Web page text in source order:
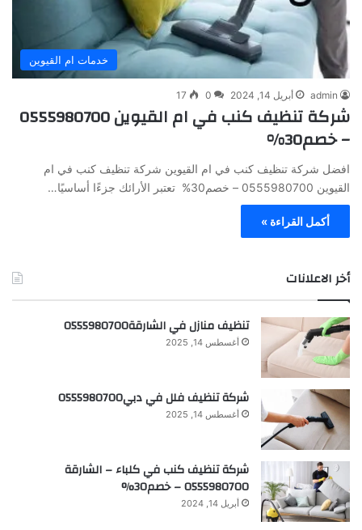
خدمات ام القيوين
admin أبريل 14, 2024 0
17
شركة تنظيف كنب في ام القيوين 0555980700
– خصم30%
افضل شركة تنظيف كنب في ام القيوين شركة تنظيف كنب في ام
القيوين 0555980700 – خصم30% تعتبر الأرائك جزءًا أساسيًا…
أكمل القراءة »
أخر الاعلانات
تنظيف منازل في الشارقة0555980700
أغسطس 14, 2025
شركة تنظيف فلل في دبي0555980700
أغسطس 14, 2025
شركة تنظيف كنب في كلباء – الشارقة
0555980700 – خصم30%
أبريل 14, 2024